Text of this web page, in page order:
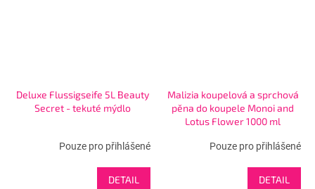
Deluxe Flussigseife 5L Beauty
Secret - tekuté mýdlo
Pouze pro přihlášené
DETAIL
Malizia koupelová a sprchová
pěna do koupele Monoi and
Lotus Flower 1000 ml
Pouze pro přihlášené
DETAIL